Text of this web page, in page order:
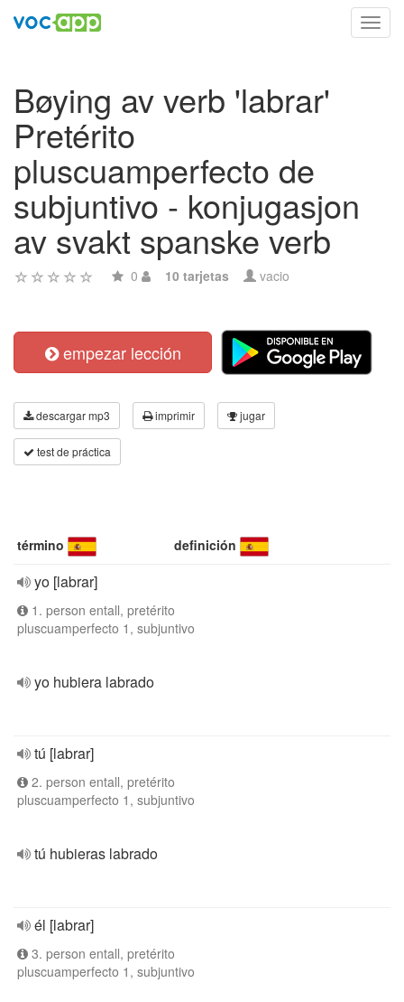
Bøying av verb 'labrar'
Pretérito
pluscuamperfecto de
subjuntivo - konjugasjon
av svakt spanske verb
0 10 tarjetas vacio
empezar lección
descargar mp3 imprimir jugar
test de práctica
término definición
yo [labrar]
1. person entall, pretérito
pluscuamperfecto 1, subjuntivo
yo hubiera labrado
tú [labrar]
2. person entall, pretérito
pluscuamperfecto 1, subjuntivo
tú hubieras labrado
él [labrar]
3. person entall, pretérito
pluscuamperfecto 1, subjuntivo